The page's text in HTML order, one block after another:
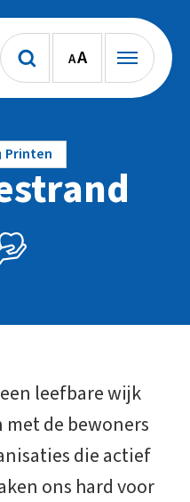
AA
Printen
leefbare wijk
met de bewoners
die actief
ons hard voor